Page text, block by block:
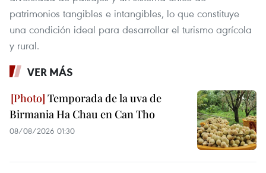
patrimonios tangibles e intangibles, lo que constituye
una condición ideal para desarrollar el turismo agrícola
y rural.
VER MÁS
Temporada de la uva de
Birmania Ha Chau en Can Tho
08/08/2026 01:30